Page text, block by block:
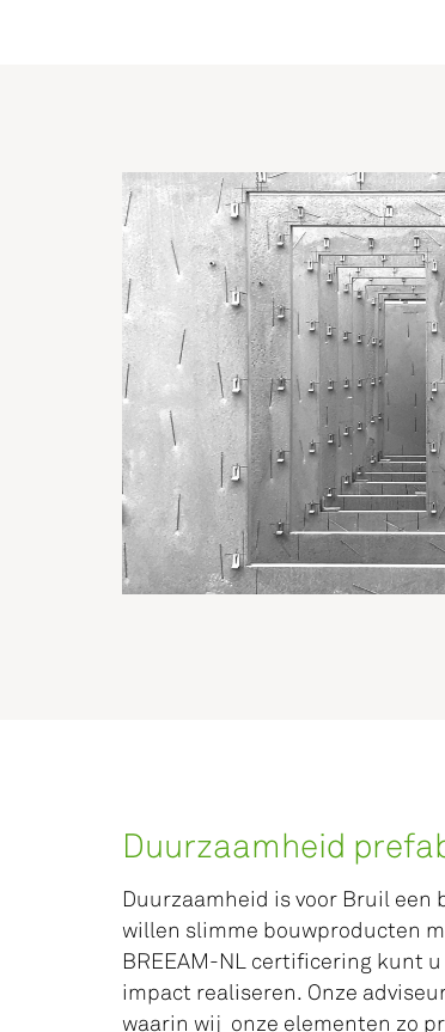
Duurzaamheid
Duurzaamheid is voor Bruil een
willen slimme bouwproducten
BREEAM-NL certificering kunt
impact realiseren. Onze
waarin wij onze elementen zo